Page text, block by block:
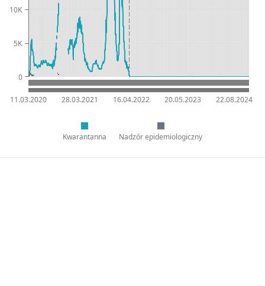
0
5K
10K
11.03.2020 28.03.2021 16.04.2022 20.05.2023 22.08.2024
Kwarantanna Nadzór epidemiologiczny